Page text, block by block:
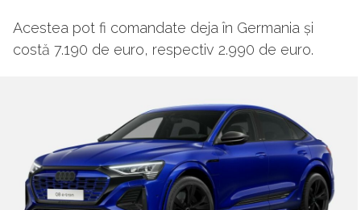
Acestea pot fi comandate deja în Germania și
costă 7.190 de euro, respectiv 2.990 de euro.